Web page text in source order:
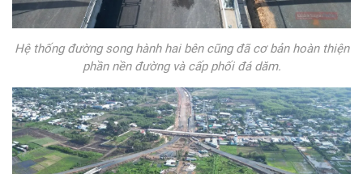
Hệ thống đường song hành hai bên cũng đã cơ bản hoàn thiện
phần nền đường và cấp phối đá dăm.